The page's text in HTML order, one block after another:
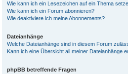
Wie kann ich ein Lesezeichen auf ein Thema
Wie kann ich ein Forum abonnieren?
Wie deaktiviere ich meine Abonnements?
Dateianhänge
Welche Dateianhänge sind in diesem Forum
Kann ich eine Übersicht all meiner Dateianhänge
phpBB betreffende Fragen